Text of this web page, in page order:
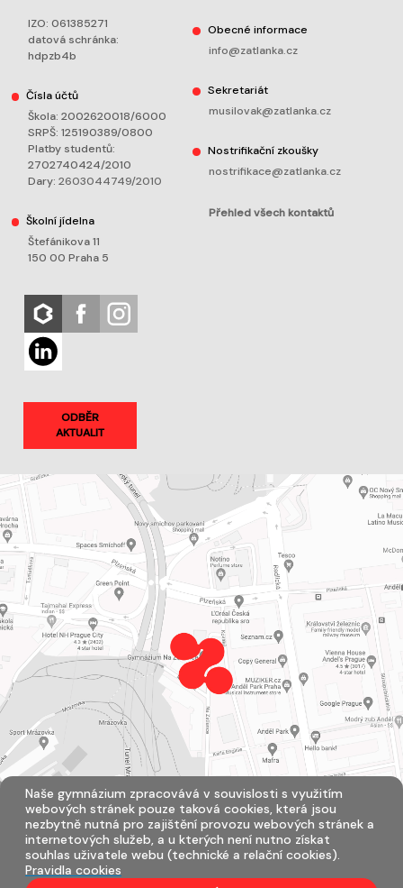
IZO: 061385271
datová schránka:
hdpzb4b
Čísla účtů
Škola: 2002620018/6000
SRPŠ: 125190389/0800
Platby studentů:
2702740424/2010
Dary: 2603044749/2010
Školní jídelna
Štefánikova 11
150 00 Praha 5
ODBĚR
AKTUALIT
Obecné informace
info@zatlanka.cz
Sekretariát
musilovak@zatlanka.cz
Nostrifikační zkoušky
nostrifikace@zatlanka.cz
Přehled všech kontaktů
Naše gymnázium zpracovává v souvislosti s využitím
webových stránek pouze taková cookies, která jsou
nezbytně nutná pro zajištění provozu webových stránek a
internetových služeb, a u kterých není nutno získat
souhlas uživatele webu (technické a relační cookies).
Pravidla cookies